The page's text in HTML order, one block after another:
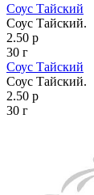
Соус Тайский
Соус Тайский.
2.50 р
30 г
Соус Тайский
Соус Тайский.
2.50 р
30 г